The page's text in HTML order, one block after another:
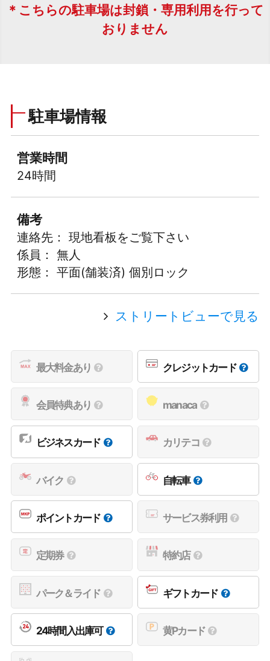
＊こちらの駐車場は封鎖・専用利用を行って
おりません
駐車場情報
営業時間
24時間
備考
連絡先： 現地看板をご覧下さい
係員： 無人
形態： 平面(舗装済) 個別ロック
ストリートビューで見る
最大料金あり クレジットカード
会員特典あり manaca
ビジネスカード カリテコ
バイク 自転車
ポイントカード サービス券利用
定期券 特約店
パーク＆ライド ギフトカード
24時間入出庫可 黄Pカード